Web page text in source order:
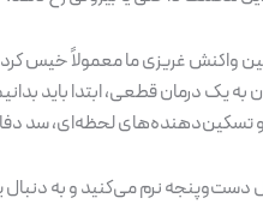
غریزی ما معمولاً خیس کردن
به یک درمان قطعی، ابتدا باید
و تسکین‌دهنده‌های لحظه‌ای، سد
دست‌و‌پنجه نرم می‌کنید و به